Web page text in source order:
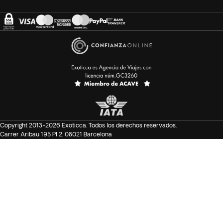
Copyright 2013-2026 Exoticca. Todos los derechos reservados.
Carrer Aribau 195 Pl 2. 08021 Barcelona